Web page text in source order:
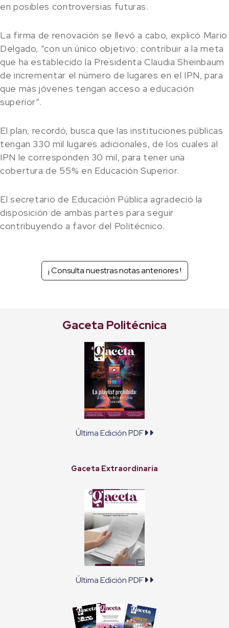
en posibles controversias futuras.
La firma de renovación se llevó a cabo, explicó Mario
Delgado, “con un único objetivo: contribuir a la meta
que ha establecido la Presidenta Claudia Sheinbaum
de incrementar el número de lugares en el IPN, para
que más jóvenes tengan acceso a educación
superior”.
El plan, recordó, busca que las instituciones públicas
tengan 330 mil lugares adicionales, de los cuales al
IPN le corresponden 30 mil, para tener una
cobertura de 55% en Educación Superior.
El secretario de Educación Pública agradeció la
disposición de ambas partes para seguir
contribuyendo a favor del Politécnico.
¡ Consulta nuestras notas anteriores !
Gaceta Politécnica
Última Edición PDF
Gaceta Extraordinaria
Última Edición PDF